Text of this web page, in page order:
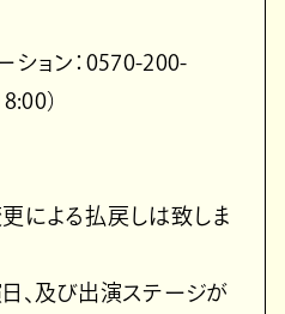
ション：0570-200-
）
による払戻しは致しま
、及び出演ステージが